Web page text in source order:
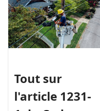
Tout sur
l'article 1231-